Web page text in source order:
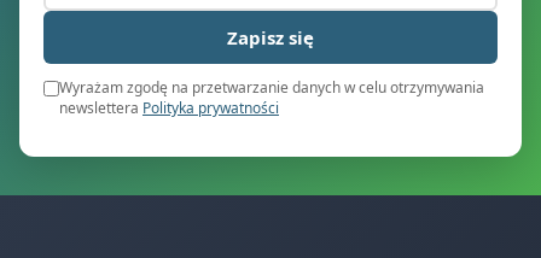
Zapisz się
Wyrażam zgodę na przetwarzanie danych w celu otrzymywania
newslettera Polityka prywatności